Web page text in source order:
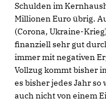
Schulden im
Millionen Euro übrig.
(Corona, Ukraine-
finanziell sehr gut
immer mit negativen
Vollzug kommt bisher
es bisher jedes Jahr so
auch nicht von einem